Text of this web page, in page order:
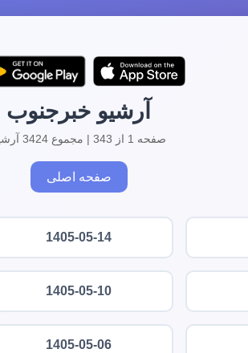
آرشیو خبرجنوب
صفحه 1 از 343 | مجموع 3424 آرشیو
صفحه اصلی
1405-05-14
1405-05-10
1405-05-06